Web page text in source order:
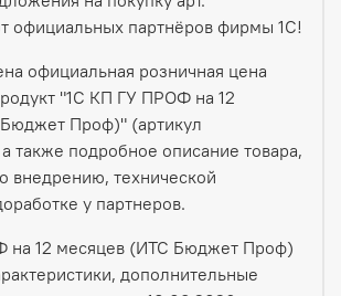
официальных партнёров фирмы 1С!
официальная розничная цена
"1С КП ГУ ПРОФ на 12
Проф)" (артикул
также подробное описание товара,
внедрению, технической
у партнеров.
на 12 месяцев (ИТС Бюджет Проф)
дополнительные